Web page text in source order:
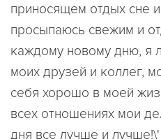
приносящем отдых сне
просыпаюсь свежим и
каждому новому дню, я
моих друзей и коллег,
себя хорошо в моей
всех отношениях мои
дня все лучше и лучше!\'